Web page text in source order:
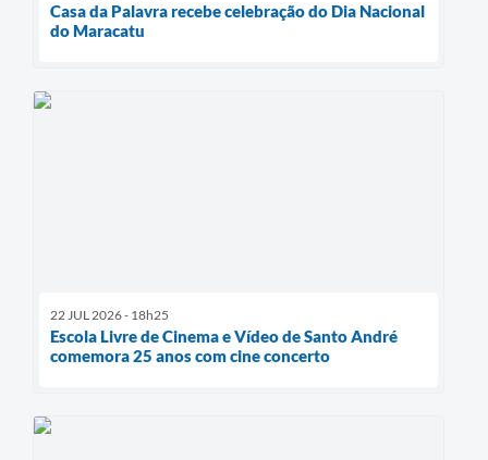
Casa da Palavra recebe celebração do Dia Nacional
do Maracatu
22 JUL 2026 - 18h25
Escola Livre de Cinema e Vídeo de Santo André
comemora 25 anos com cine concerto